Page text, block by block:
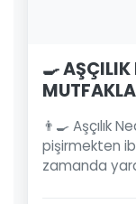
🍳 AŞÇILIK
👨‍🍳 Aşçılık
pişirmekten
zamanda